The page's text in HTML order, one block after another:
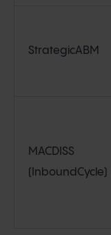
StrategicABM
MACDISS
(InboundCycle)